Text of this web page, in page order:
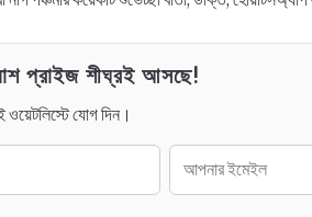
প্রাইজ শীঘ্রই আসছে!
যোগ দিন।